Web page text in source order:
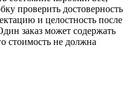
проверить достоверность
и целостность после
заказ может содержать
стоимость не должна